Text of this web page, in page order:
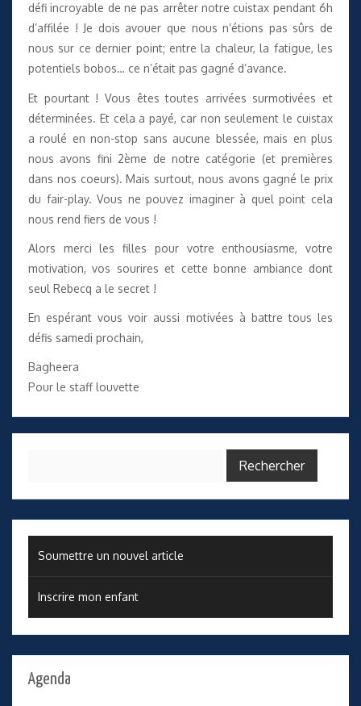
défi incroyable de ne pas arrêter notre cuistax pendant 6h
d’affilée ! Je dois avouer que nous n’étions pas sûrs de
nous sur ce dernier point; entre la chaleur, la fatigue, les
potentiels bobos… ce n’était pas gagné d’avance.
Et pourtant ! Vous êtes toutes arrivées surmotivées et
déterminées. Et cela a payé, car non seulement le cuistax
a roulé en non-stop sans aucune blessée, mais en plus
nous avons fini 2ème de notre catégorie (et premières
dans nos coeurs). Mais surtout, nous avons gagné le prix
du fair-play. Vous ne pouvez imaginer à quel point cela
nous rend fiers de vous !
Alors merci les filles pour votre enthousiasme, votre
motivation, vos sourires et cette bonne ambiance dont
seul Rebecq a le secret !
En espérant vous voir aussi motivées à battre tous les
défis samedi prochain,
Bagheera
Pour le staff louvette
Soumettre un nouvel article
Inscrire mon enfant
Agenda